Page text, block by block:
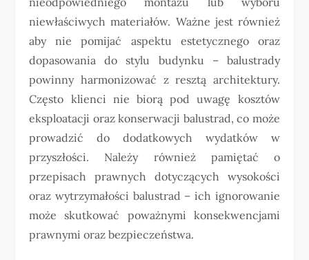
niewłaściwych materiałów. Ważne jest również
aby nie pomijać aspektu estetycznego oraz
dopasowania do stylu budynku – balustrady
powinny harmonizować z resztą architektury.
Często klienci nie biorą pod uwagę kosztów
eksploatacji oraz konserwacji balustrad, co może
prowadzić do dodatkowych wydatków w
przyszłości. Należy również pamiętać o
przepisach prawnych dotyczących wysokości
oraz wytrzymałości balustrad – ich ignorowanie
może skutkować poważnymi konsekwencjami
prawnymi oraz bezpieczeństwa.